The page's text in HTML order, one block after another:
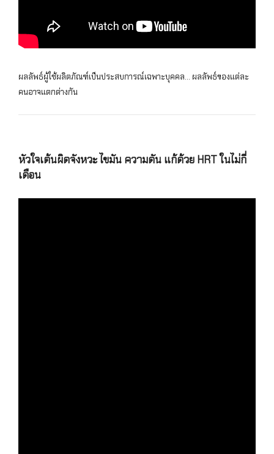
ผลลัพธ์ผู้ใช้ผลิตภัณฑ์เป็นประสบการณ์เฉพาะบุคคล… ผลลัพธ์ของแต่ละ
คนอาจแตกต่างกัน
หัวใจเต้นผิดจังหวะ ไขมัน ความดัน แก้ด้วย HRT ในไม่กี่
เดือน